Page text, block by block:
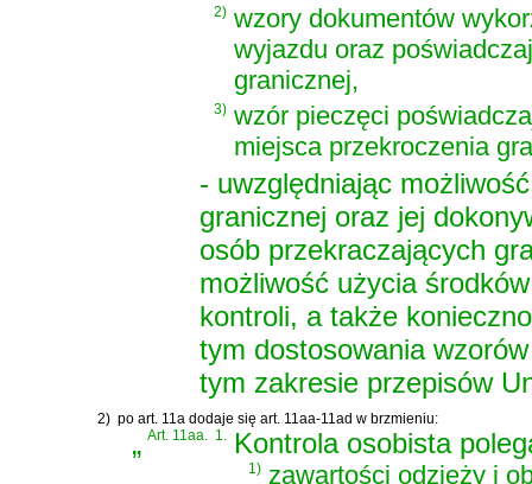
2) wzory dokumentów
wyjazdu oraz
granicznej,
3) wzór pieczęci
miejsca przekroczenia
- uwzględniając
granicznej oraz jej
osób przekraczających
możliwość użycia
kontroli, a także
tym dostosowania
tym zakresie przepisów
2) po art. 11a dodaje się art. 11aa-11ad w brzmieniu:
„Art. 11aa. 1. Kontrola osobista
1) zawartości odzieży i